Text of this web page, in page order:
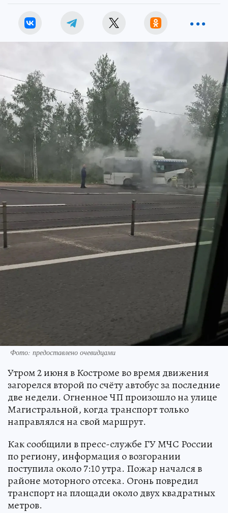
Фото: предоставлено очевидцами
Утром 2 июня в Костроме во время движения
загорелся второй по счёту автобус за последние
две недели. Огненное ЧП произошло на улице
Магистральной, когда транспорт только
направлялся на свой маршрут.
Как сообщили в пресс-службе ГУ МЧС России
по региону, информация о возгорании
поступила около 7:10 утра. Пожар начался в
районе моторного отсека. Огонь повредил
транспорт на площади около двух квадратных
метров.